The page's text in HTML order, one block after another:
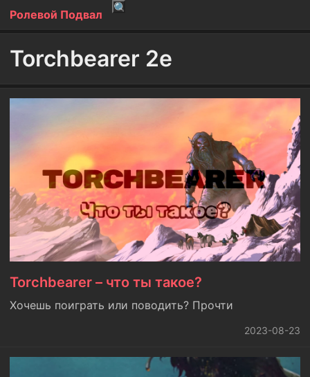
Ролевой Подвал
Torchbearer 2e
Torchbearer – что ты такое?
Хочешь поиграть или поводить? Прочти
2023-08-23